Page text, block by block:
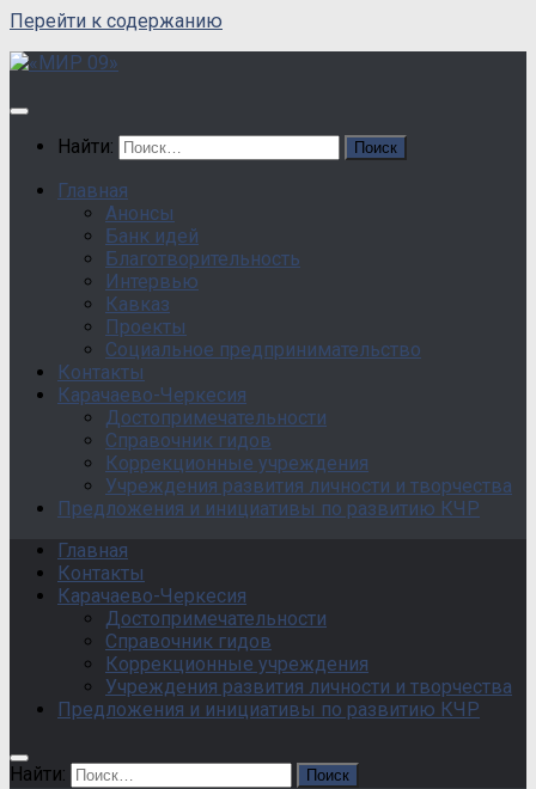
Перейти к содержанию
Найти:
Главная
Анонсы
Банк идей
Благотворительность
Интервью
Кавказ
Проекты
Социальное предпринимательство
Контакты
Карачаево-Черкесия
Достопримечательности
Справочник гидов
Коррекционные учреждения
Учреждения развития личности и творчества
Предложения и инициативы по развитию КЧР
Главная
Контакты
Карачаево-Черкесия
Достопримечательности
Справочник гидов
Коррекционные учреждения
Учреждения развития личности и творчества
Предложения и инициативы по развитию КЧР
Найти: